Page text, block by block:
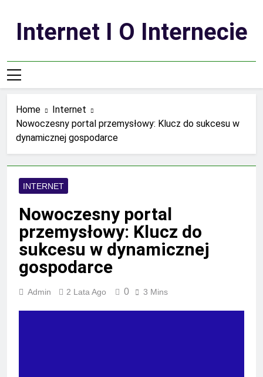
contentInternet I O Internecie
Home
Internet
Nowoczesny portal przemysłowy: Klucz do sukcesu w
dynamicznej gospodarce
INTERNET
Nowoczesny portal
przemysłowy: Klucz do
sukcesu w dynamicznej
gospodarce
Admin 2 Lata Ago 0 3 Mins